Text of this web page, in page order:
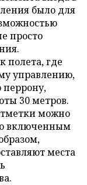
было для
просто
полета, где
управлению,
перрону,
30 метров.
можно
включенным
места